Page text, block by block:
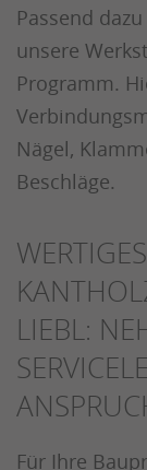
Passend
unsere
Programm.
Nägel,
Beschläge.
LIEBL:
Für Ihre